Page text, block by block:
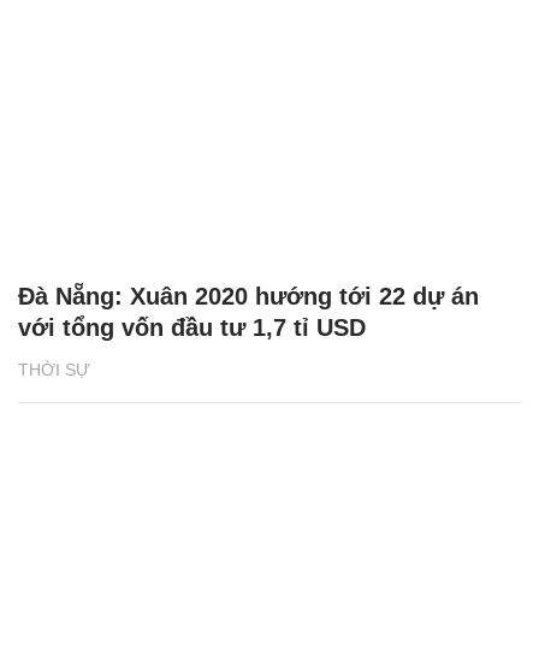
THỜI SỰ
Đà Nẵng: Xuân 2020 hướng tới 22 dự án
với tổng vốn đầu tư 1,7 tỉ USD